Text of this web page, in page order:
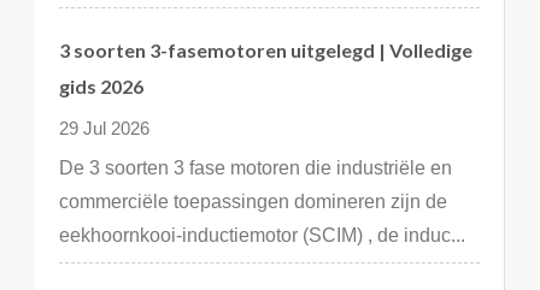
3 soorten 3-fasemotoren uitgelegd | Volledige
gids 2026
29 Jul 2026
De 3 soorten 3 fase motoren die industriële en
commerciële toepassingen domineren zijn de
eekhoornkooi-inductiemotor (SCIM) , de induc...